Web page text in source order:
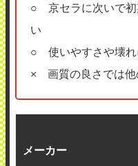
○ 京セラに次いで初
い
○ 使いやすさや壊れ
× 画質の良さでは他
メーカー